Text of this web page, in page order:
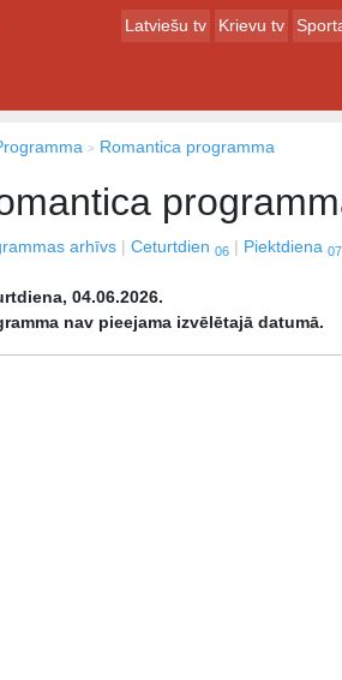
Latviešu tv Krievu tv
Romantica programma
arhīvs
Ceturtdien 06 Piektdiena 07
04.06.2026.
nav pieejama izvēlētajā datumā.